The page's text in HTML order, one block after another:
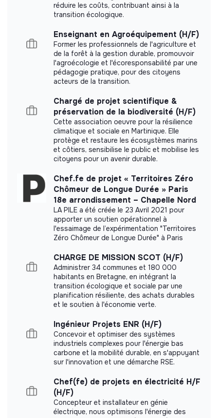
Website
Nonprofit organization
Impact study
measurement.
Labels and certifications
This structure did not communicate to us the
labels or certifications that it was able to obtain.
Documents
Did not yet add a transparency document.
réduire les coûts, contribuant ainsi à la
transition écologique.
Enseignant en Agroéquipement (H/F)
Former les professionnels de l'agriculture et
de la forêt à la gestion durable, promouvoir
l'agroécologie et l'écoresponsabilité par une
pédagogie pratique, pour des citoyens
acteurs de la transition.
Chargé de projet scientifique &
préservation de la biodiversité (H/F)
Cette association oeuvre pour la résilience
climatique et sociale en Martinique. Elle
protège et restaure les écosystèmes marins
et côtiers, sensibilise le public et mobilise les
citoyens pour un avenir durable.
Chef.fe de projet « Territoires Zéro
Chômeur de Longue Durée » Paris
18e arrondissement – Chapelle Nord
LA PILE a été créée le 23 Avril 2021 pour
apporter un soutien opérationnel à
l'essaimage de l’expérimentation "Territoires
Zéro Chômeur de Longue Durée" à Paris
CHARGE DE MISSION SCOT (H/F)
Administrer 34 communes et 180 000
habitants en Bretagne, en intégrant la
transition écologique et sociale par une
planification résiliente, des achats durables
et le soutien à l'économie verte.
Ingénieur Projets ENR (H/F)
Concevoir et optimiser des systèmes
industriels complexes pour l'énergie bas
carbone et la mobilité durable, en s'appuyant
sur l'innovation et une démarche RSE.
Chef(fe) de projets en électricité H/F
(H/F)
Concepteur et installateur en génie
électrique, nous optimisons l'énergie des